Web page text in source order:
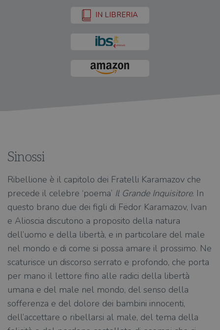
IN LIBRERIA
Sinossi
Ribellione è il capitolo dei Fratelli Karamazov che
precede il celebre ‘poema’ Il Grande Inquisitore. In
questo brano due dei figli di Fëdor Karamazov, Ivan
e Alioscia discutono a proposito della natura
dell’uomo e della libertà, e in particolare del male
nel mondo e di come si possa amare il prossimo. Ne
scaturisce un discorso serrato e profondo, che porta
per mano il lettore fino alle radici della libertà
umana e del male nel mondo, del senso della
sofferenza e del dolore dei bambini innocenti,
dell’accettare o ribellarsi al male, del tema della